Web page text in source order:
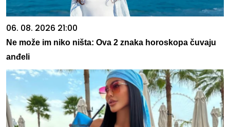
06. 08. 2026 21:00
Ne može im niko ništa: Ova 2 znaka horoskopa čuvaju
anđeli